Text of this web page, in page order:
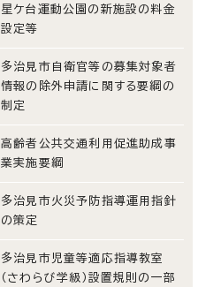
星ケ台運動公園の新施設の料金
設定等
多治見市自衛官等の募集対象者
情報の除外申請に関する要綱の
制定
高齢者公共交通利用促進助成事
業実施要綱
多治見市火災予防指導運用指針
の策定
多治見市児童等適応指導教室
（さわらび学級）設置規則の一部